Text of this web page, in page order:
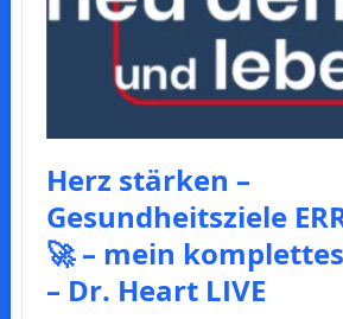
Herz stärken –
Gesundheitsziele
🚀 – mein
– Dr. Heart LIVE